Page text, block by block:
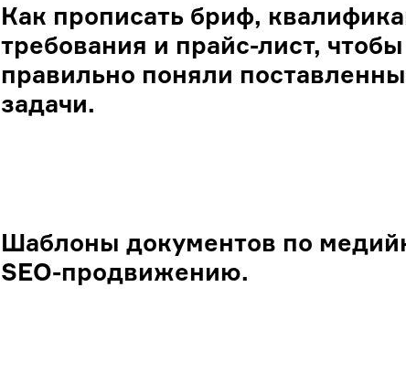
Как прописать бриф,
требования и прайс-лист,
правильно поняли
задачи.
Шаблоны документов по
SEO-продвижению.